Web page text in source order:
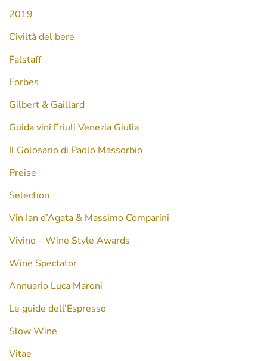
2019
Civiltà del bere
Falstaff
Forbes
Gilbert & Gaillard
Guida vini Friuli Venezia Giulia
Il Golosario di Paolo Massorbio
Preise
Selection
Vin Ian d’Agata & Massimo Comparini
Vivino – Wine Style Awards
Wine Spectator
Annuario Luca Maroni
Le guide dell’Espresso
Slow Wine
Vitae